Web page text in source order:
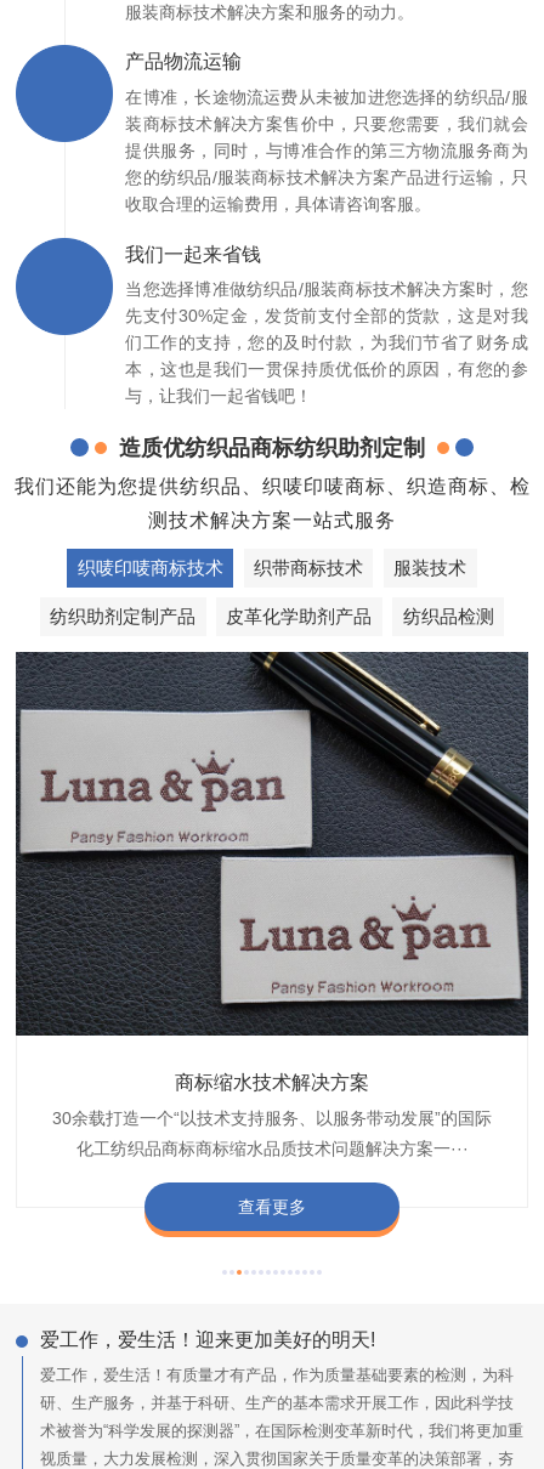
服装商标技术解决方案和服务的动力。
产品物流运输
在博准，长途物流运费从未被加进您选择的纺织品/服
装商标技术解决方案售价中，只要您需要，我们就会
提供服务，同时，与博准合作的第三方物流服务商为
您的纺织品/服装商标技术解决方案产品进行运输，只
收取合理的运输费用，具体请咨询客服。
我们一起来省钱
当您选择博准做纺织品/服装商标技术解决方案时，您
先支付30%定金，发货前支付全部的货款，这是对我
们工作的支持，您的及时付款，为我们节省了财务成
本，这也是我们一贯保持质优低价的原因，有您的参
与，让我们一起省钱吧！
造质优纺织品商标纺织助剂定制
我们还能为您提供纺织品、织唛印唛商标、织造商标、检
测技术解决方案一站式服务
织唛印唛商标技术 织带商标技术 服装技术
纺织助剂定制产品 皮革化学助剂产品 纺织品检测
商标缩水技术解决方案
30余载打造一个“以技术支持服务、以服务带动发展”的国际
化工纺织品商标商标缩水品质技术问题解决方案一···
查看更多
织带商标防水技术解决方案
博准公司专注于织带商标防水技术解决方案30余载,励志于
纺织品商标企业打造含油量超标品质技术问题解决方···
查看更多
服装颜色不匀技术解决方案
博准是一家专注30余载设计研发织唛印唛商标、织带服装颜
色不匀品质技术问题解决方案一站式服务提供商,技···
查看更多
纺织品阻燃母粒
博准致力于成为纺织品商标阻燃母粒剂,TF-W760,TF-W760
阻燃母粒剂加工定制服务实力提供商,···
查看更多
爱工作，爱生活！迎来更加美好的明天!
爱工作，爱生活！有质量才有产品，作为质量基础要素的检测，为科
研、生产服务，并基于科研、生产的基本需求开展工作，因此科学技
术被誉为“科学发展的探测器”，在国际检测变革新时代，我们将更加重
视质量，大力发展检测，深入贯彻国家关于质量变革的决策部署，夯